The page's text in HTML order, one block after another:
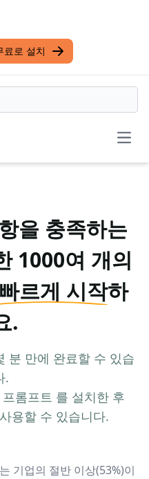
료로 설치
을 충족하는
1000여 개의
빠르게 시작하
.
분 만에 완료할 수 있습
.
롬프트 를 설치한 후
용할 수 있습니다.
기업의 절반 이상(53%)이